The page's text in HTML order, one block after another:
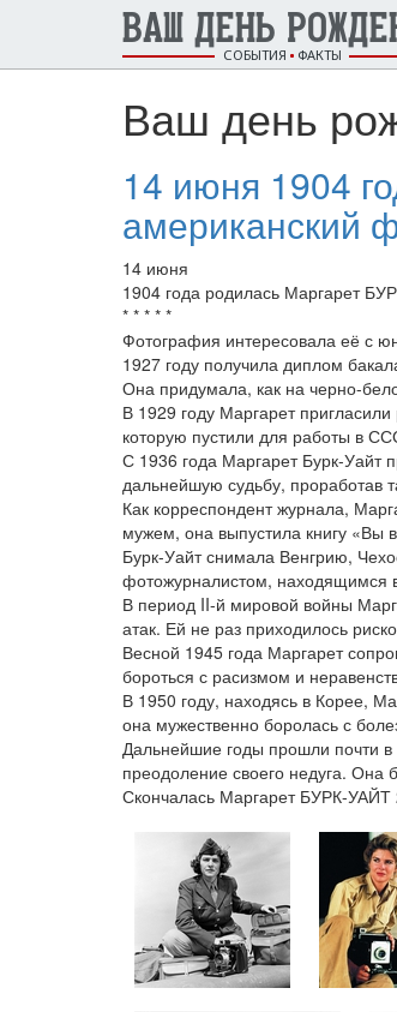
ВАШ ДЕНЬ
СОБЫТИЯ ФАКТЫ
Ваш день
14 июня 1904
американский
14 июня
1904 года родилась Маргарет
* * * * *
Фотография интересовала её с
1927 году получила диплом
Она придумала, как на черно-
В 1929 году Маргарет
которую пустили для работы в
С 1936 года Маргарет Бурк-Уайт
дальнейшую судьбу, проработав
Как корреспондент журнала,
мужем, она выпустила книгу «Вы
Бурк-Уайт снимала Венгрию,
фотожурналистом, находящимся
В период II-й мировой войны
атак. Ей не раз приходилось
Весной 1945 года Маргарет
бороться с расизмом и
В 1950 году, находясь в Корее,
она мужественно боролась с
Дальнейшие годы прошли почти
преодоление своего недуга. Она
Скончалась Маргарет БУРК-УАЙТ